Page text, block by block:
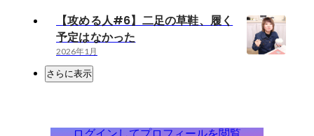
【攻める人#6】二足の草鞋、履く
予定はなかった
2026年1月
さらに表示
ログインしてプロフィールを閲覧